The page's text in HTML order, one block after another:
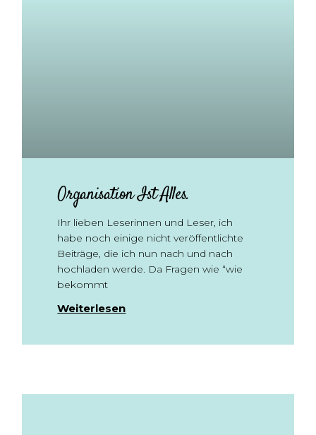
Organisation Ist Alles.
Ihr lieben Leserinnen und Leser, ich
habe noch einige nicht veröffentlichte
Beiträge, die ich nun nach und nach
hochladen werde. Da Fragen wie “wie
bekommt
Weiterlesen